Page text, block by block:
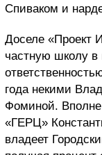
Спиваком и
Доселе «Проект
частную школу в
года некими
Фоминой.
«ГЕРЦ»
владеет